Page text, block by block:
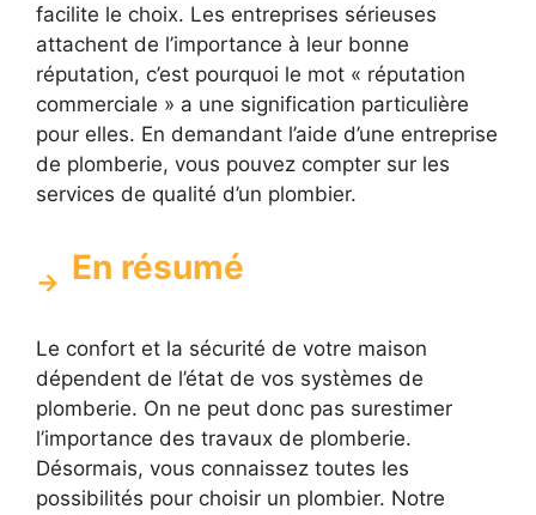
facilite le choix. Les entreprises sérieuses
attachent de l’importance à leur bonne
réputation, c’est pourquoi le mot « réputation
commerciale » a une signification particulière
pour elles. En demandant l’aide d’une entreprise
de plomberie, vous pouvez compter sur les
services de qualité d’un plombier.
En résumé
Le confort et la sécurité de votre maison
dépendent de l’état de vos systèmes de
plomberie. On ne peut donc pas surestimer
l’importance des travaux de plomberie.
Désormais, vous connaissez toutes les
possibilités pour choisir un plombier. Notre